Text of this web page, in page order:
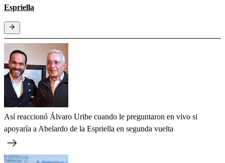
Espriella
Así reaccionó Álvaro Uribe cuando le preguntaron en vivo si
apoyaría a Abelardo de la Espriella en segunda vuelta